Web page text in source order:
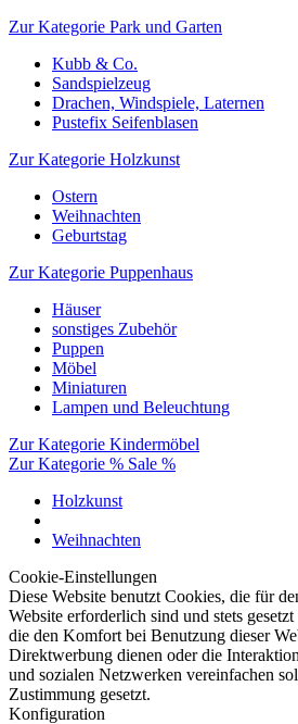
Zur Kategorie Park und Garten
Kubb & Co.
Sandspielzeug
Drachen, Windspiele, Laternen
Pustefix Seifenblasen
Zur Kategorie Holzkunst
Ostern
Weihnachten
Geburtstag
Zur Kategorie Puppenhaus
Häuser
sonstiges Zubehör
Puppen
Möbel
Miniaturen
Lampen und Beleuchtung
Zur Kategorie Kindermöbel
Zur Kategorie % Sale %
Holzkunst
Weihnachten
Cookie-Einstellungen
Diese Website benutzt Cookies, die für
Website erforderlich sind und stets
die den Komfort bei Benutzung dieser
Direktwerbung dienen oder die
und sozialen Netzwerken vereinfachen
Zustimmung gesetzt.
Konfiguration